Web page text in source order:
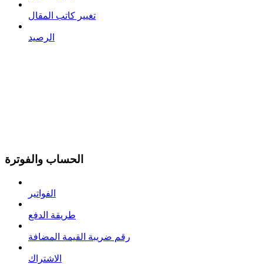
تغيير كاتب المقال
الرصيد
الحساب والفوترة
الفواتير
طريقة الدفع
رقم ضريبة القيمة المضافة
الاشتراك